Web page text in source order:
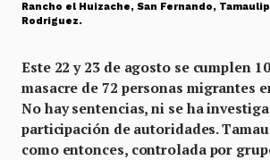
Rancho el Huizache, San Fernando,
Rodriguez.
Este 22 y 23 de agosto se cumplen
masacre de 72 personas migrantes
No hay sentencias, ni se ha
participación de autoridades.
como entonces, controlada por